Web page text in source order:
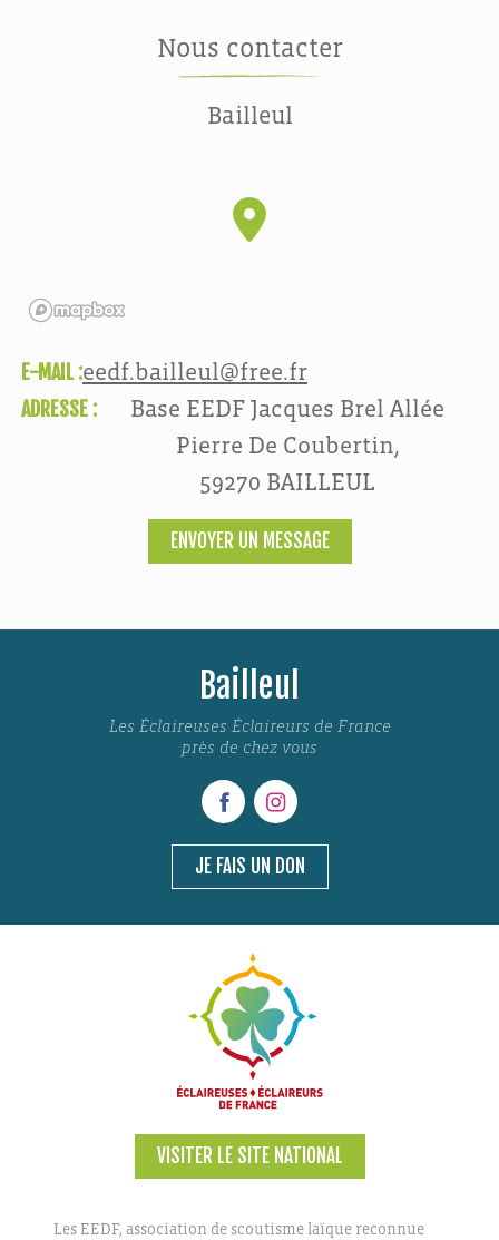
Nous contacter
Bailleul
E-MAIL :eedf.bailleul@free.fr
ADRESSE :
Base EEDF Jacques Brel Allée
Pierre De Coubertin,
59270 BAILLEUL
ENVOYER UN MESSAGE
Bailleul
Les Éclaireuses Éclaireurs de France
près de chez vous
JE FAIS UN DON
VISITER LE SITE NATIONAL
Les EEDF, association de scoutisme laïque reconnue